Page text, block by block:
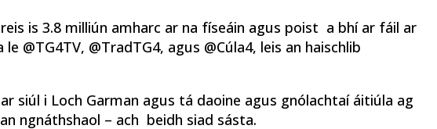
is 3.8 milliún amharc ar na físeáin agus poist a bhí ar fáil ar
@TG4TV, @TradTG4, agus @Cúla4, leis an haischlib
siúl i Loch Garman agus tá daoine agus gnólachtaí áitiúla ag
ngnáthshaol – ach beidh siad sásta.